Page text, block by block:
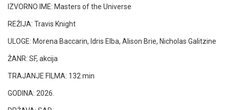
IZVORNO IME: Masters of the Universe
REŽIJA: Travis Knight
ULOGE: Morena Baccarin, Idris Elba, Alison Brie, Nicholas Galitzine
ŽANR: SF, akcija
TRAJANJE FILMA: 132 min
GODINA: 2026.